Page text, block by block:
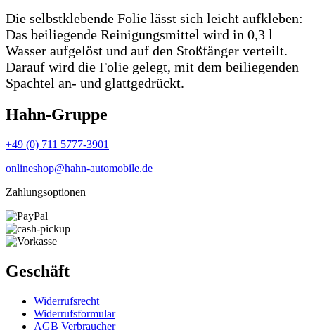
Die selbstklebende Folie lässt sich leicht aufkleben:
Das beiliegende Reinigungsmittel wird in 0,3 l
Wasser aufgelöst und auf den Stoßfänger verteilt.
Darauf wird die Folie gelegt, mit dem beiliegenden
Spachtel an- und glattgedrückt.
Hahn-Gruppe
+49 (0) 711 5777-3901
onlineshop@hahn-automobile.de
Zahlungsoptionen
Geschäft
Widerrufs­recht
Widerrufs­formular
AGB Verbraucher